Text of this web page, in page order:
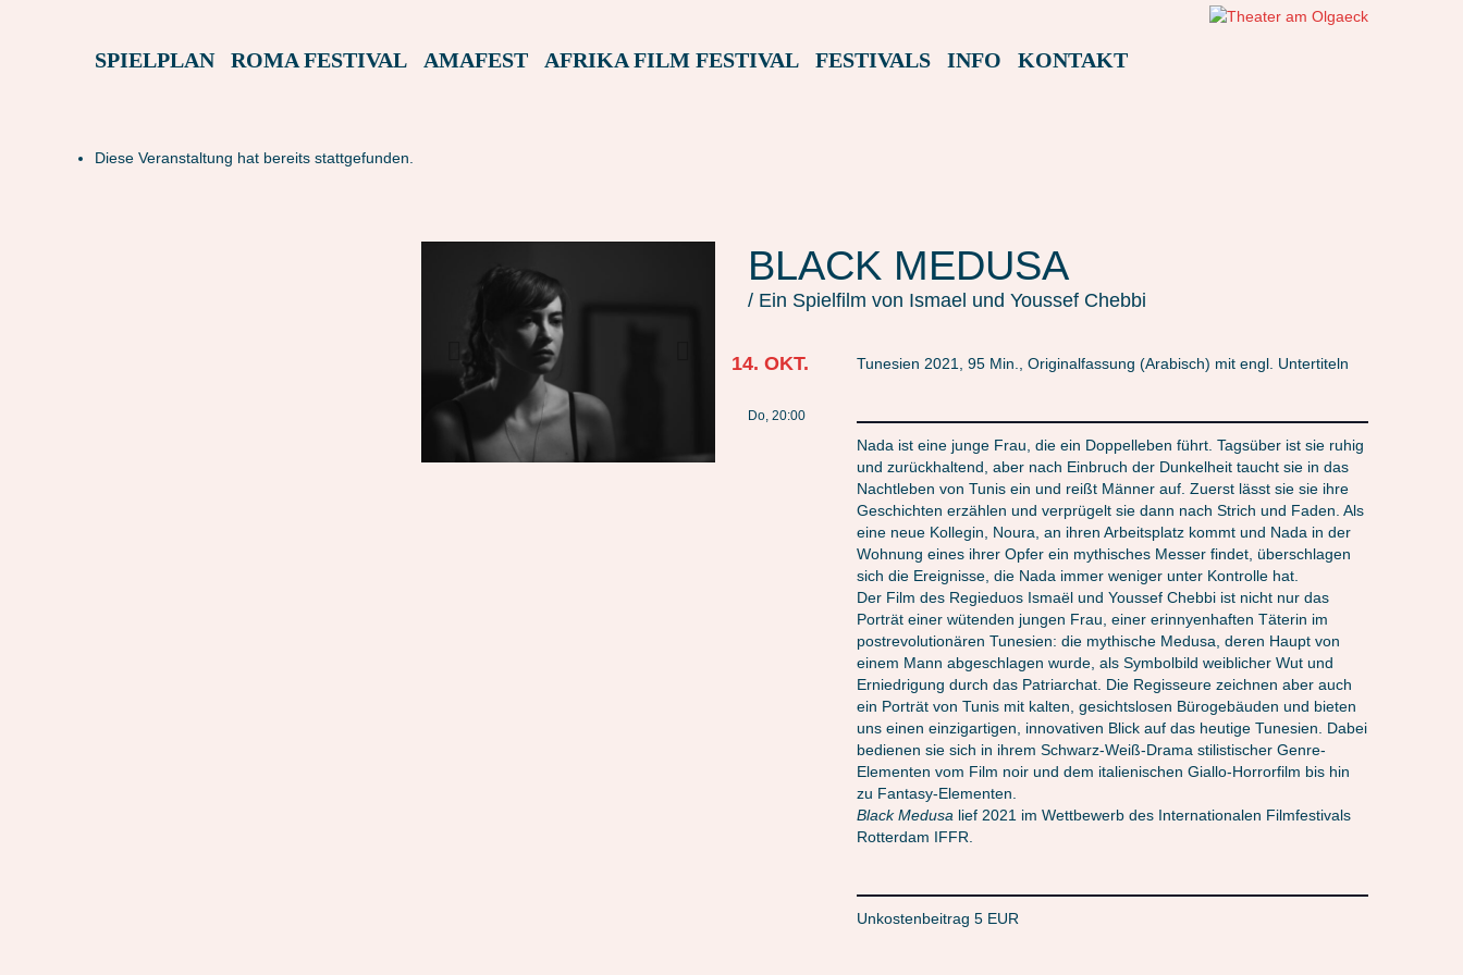
SPIELPLAN ROMA FESTIVAL AMAFEST AFRIKA FILM FESTIVAL FESTIVALS INFO KONTAKT
Diese Veranstaltung hat bereits stattgefunden.
BLACK MEDUSA
/ Ein Spielfilm von Ismael und Youssef Chebbi
14. OKT.
Do, 20:00
Tunesien 2021, 95 Min., Originalfassung (Arabisch) mit engl. Untertiteln
Nada ist eine junge Frau, die ein Doppelleben führt. Tagsüber ist sie ruhig
und zurückhaltend, aber nach Einbruch der Dunkelheit taucht sie in das
Nachtleben von Tunis ein und reißt Männer auf. Zuerst lässt sie sie ihre
Geschichten erzählen und verprügelt sie dann nach Strich und Faden. Als
eine neue Kollegin, Noura, an ihren Arbeitsplatz kommt und Nada in der
Wohnung eines ihrer Opfer ein mythisches Messer findet, überschlagen
sich die Ereignisse, die Nada immer weniger unter Kontrolle hat.
Der Film des Regieduos Ismaël und Youssef Chebbi ist nicht nur das
Porträt einer wütenden jungen Frau, einer erinnyenhaften Täterin im
postrevolutionären Tunesien: die mythische Medusa, deren Haupt von
einem Mann abgeschlagen wurde, als Symbolbild weiblicher Wut und
Erniedrigung durch das Patriarchat. Die Regisseure zeichnen aber auch
ein Porträt von Tunis mit kalten, gesichtslosen Bürogebäuden und bieten
uns einen einzigartigen, innovativen Blick auf das heutige Tunesien. Dabei
bedienen sie sich in ihrem Schwarz-Weiß-Drama stilistischer Genre-
Elementen vom Film noir und dem italienischen Giallo-Horrorfilm bis hin
zu Fantasy-Elementen.
Black Medusa lief 2021 im Wettbewerb des Internationalen Filmfestivals
Rotterdam IFFR.
Unkostenbeitrag 5 EUR